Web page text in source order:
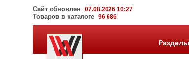
Сайт обновлен 07.08.2026 10:27
Товаров в каталоге96 686
Разделы